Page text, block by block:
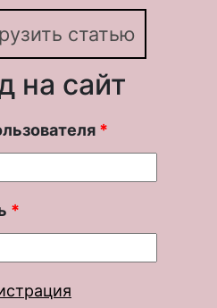
статью
на сайт
*
*